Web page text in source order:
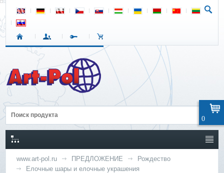
www.art-pol.ru ПРЕДЛОЖЕНИЕ
Рождество
Елочные шары и елочные украшения
0